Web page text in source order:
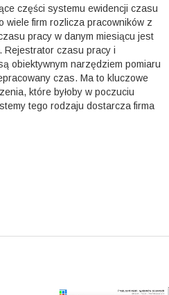
części systemu ewidencji czasu
wiele firm rozlicza pracowników z
pracy w danym miesiącu jest
Rejestrator czasu pracy i
obiektywnym narzędziem pomiaru
czas. Ma to kluczowe
które byłoby w poczuciu
tego rodzaju dostarcza firma